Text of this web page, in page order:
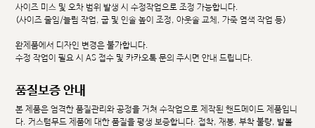
사이즈 미스 및 오차 범위 발생 시 수정작업으로 조정 가능합니다.
(사이즈 줄임/늘림 작업, 굽 및 인솔 높이 조정, 아웃솔 교체, 가죽 염색 작업 등)
완제품에서 디자인 변경은 불가합니다.
수정 작업이 필요 시 AS 접수 및 카카오톡 문의 주시면 안내 드립니다.
품질보증 안내
본 제품은 엄격한 품질관리와 공정을 거쳐 수작업으로 제작된 핸드메이드 제품입니
다. 커스텀무드 제품에 대한 품질을 평생 보증합니다. 접착, 재봉, 부착 불량, 발볼